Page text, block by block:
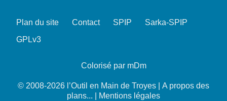
Plan du site Contact SPIP
Sarka-SPIP
GPLv3
Colorisé par mDm
© 2008-2026 l’Outil en Main de Troyes | A propos des
plans...
Mentions légales